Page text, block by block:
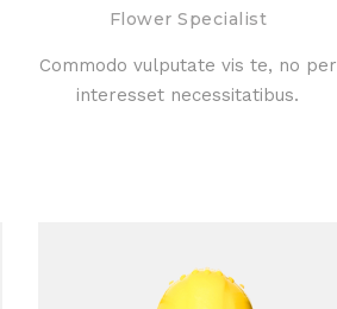
Flower Specialist
Commodo vulputate vis te, no per
interesset necessitatibus.